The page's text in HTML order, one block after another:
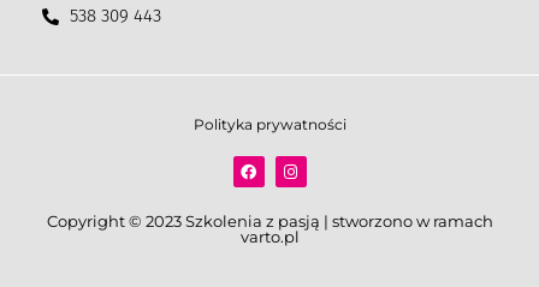
538 309 443
Copyright © 2023 Szkolenia z pasją | stworzono w ramach
varto.pl
Polityka prywatności